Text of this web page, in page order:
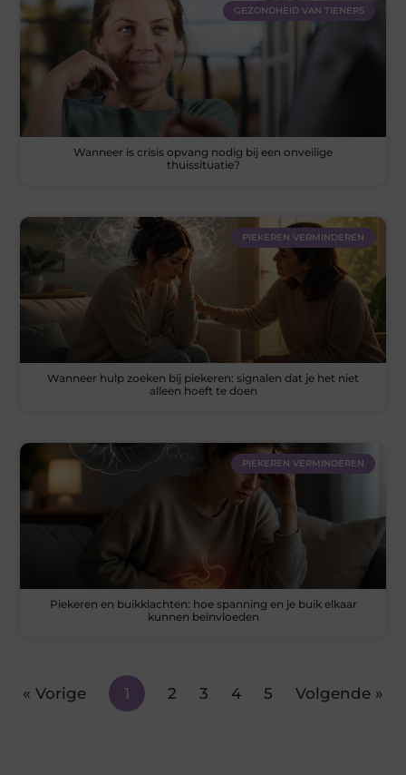
GEZONDHEID VAN TIENERS
Wanneer is crisis opvang nodig bij een onveilige
thuissituatie?
PIEKEREN VERMINDEREN
Wanneer hulp zoeken bij piekeren: signalen dat je het niet
alleen hoeft te doen
PIEKEREN VERMINDEREN
Piekeren en buikklachten: hoe spanning en je buik elkaar
kunnen beïnvloeden
« Vorige 1 2 3 4 5 Volgende »